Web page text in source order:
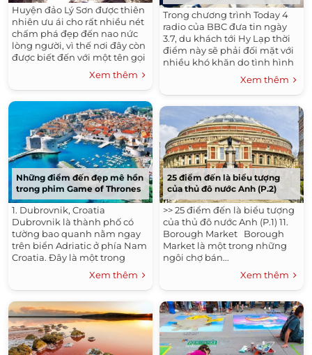
Huyện đảo Lý Sơn được thiên
nhiên ưu ái cho rất nhiều nét
chấm phá đẹp đến nao nức
lòng người, vì thế nơi đây còn
được biết đến với một tên gọi
khác là “đảo Jeju của Việt
Xem thêm
Những điểm đến đẹp mê hồn
trong phim Game of Thrones
1. Dubrovnik, Croatia
Dubrovnik là thành phố có
tường bao quanh nằm ngay
trên biển Adriatic ở phía Nam
Croatia. Đây là một trong
những điểm du lịch nổi tiếng
nhất của Địa Trung Hải bởi
kiến trúc độc...
Xem thêm
Trong chương trình Today 4
radio của BBC đưa tin ngày
3.7, du khách tới Hy Lạp thời
điểm này sẽ phải đối mặt với
nhiều khó khăn do tình hình
kinh tế bất ổn. Một số khách
sạn cho biết họ chỉ còn...
Xem thêm
25 điểm đến là biểu tượng
của thủ đô nước Anh (P.2)
>> 25 điểm đến là biểu tượng
của thủ đô nước Anh (P.1) 11.
Borough Market Borough
Market là một trong những
ngôi chợ bán...
Xem thêm